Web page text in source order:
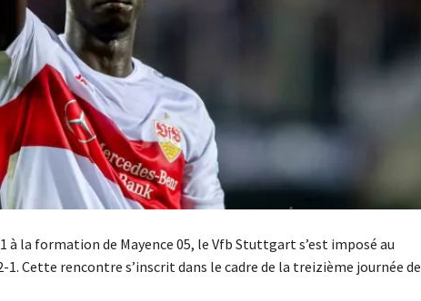
à la formation de Mayence 05, le Vfb Stuttgart s’est imposé au
1. Cette rencontre s’inscrit dans le cadre de la treizième journée de